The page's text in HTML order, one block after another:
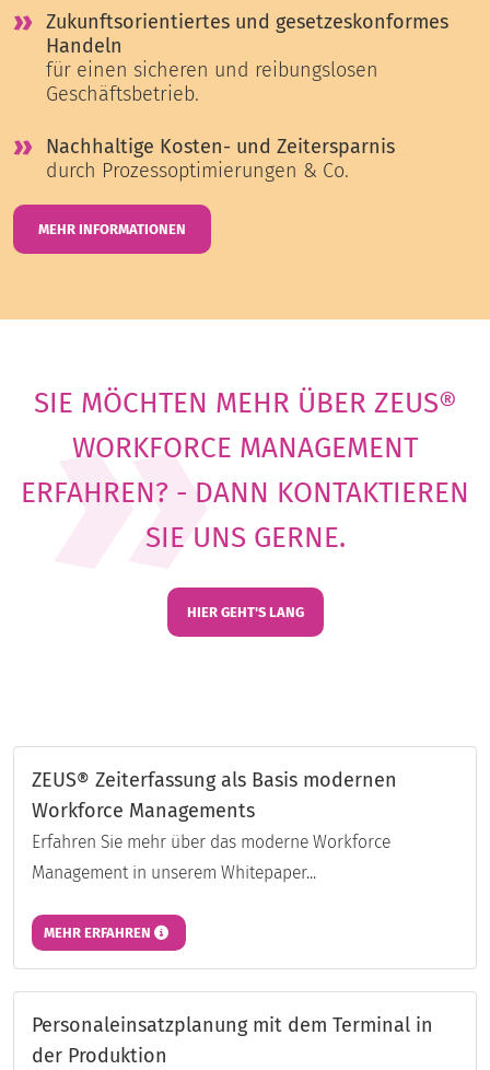
Zukunftsorientiertes und gesetzeskonformes
Handeln
für einen sicheren und reibungslosen
Geschäftsbetrieb.
Nachhaltige Kosten- und Zeitersparnis
durch Prozessoptimierungen & Co.
MEHR INFORMATIONEN
SIE MÖCHTEN MEHR ÜBER ZEUS®
WORKFORCE MANAGEMENT
ERFAHREN? - DANN KONTAKTIEREN
SIE UNS GERNE.
HIER GEHT'S LANG
ZEUS® Zeiterfassung als Basis modernen
Workforce Managements
Erfahren Sie mehr über das moderne Workforce
Management in unserem Whitepaper...
MEHR ERFAHREN
Personaleinsatzplanung mit dem Terminal in
der Produktion